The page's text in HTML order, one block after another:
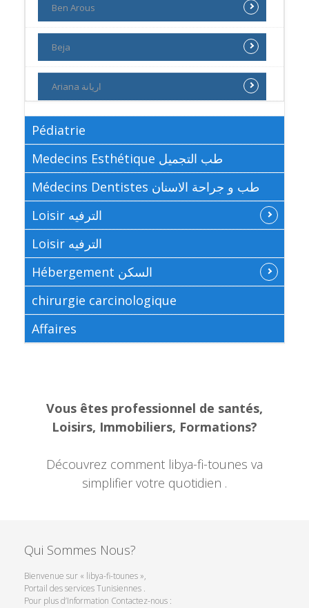
Ben Arous
Beja
Ariana اريانة
Pédiatrie
Medecins Esthétique طب التجميل
Médecins Dentistes طب و جراحة الاسنان
Loisir الترفيه
Loisir الترفيه
Hébergement السكن
chirurgie carcinologique
Affaires
Vous êtes professionnel de santés,
Loisirs, Immobiliers, Formations?
Découvrez comment libya-fi-tounes va
simplifier votre quotidien .
Qui Sommes Nous?
Bienvenue sur « libya-fi-tounes »,
Portail des services Tunisiennes .
Pour plus d’Information Contactez-nous :